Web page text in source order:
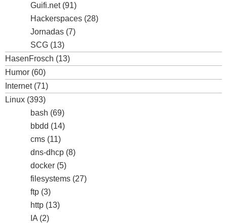
Guifi.net(91)
Hackerspaces (28)
Jornadas (7)
SCG (13)
HasenFrosch (13)
Humor (60)
Internet(71)
Linux (393)
bash (69)
bbdd (14)
cms (11)
dns-dhcp (8)
docker (5)
filesystems (27)
ftp (3)
http (13)
IA (2)